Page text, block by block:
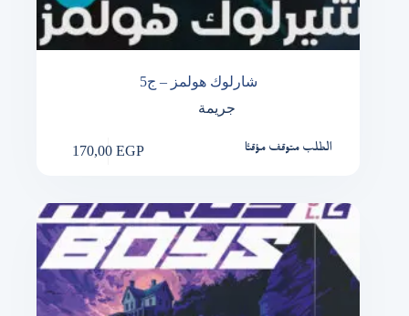
شارلوك هولمز – ج5
جريمة
170,00EGP الطلب متوقف مؤقتًا